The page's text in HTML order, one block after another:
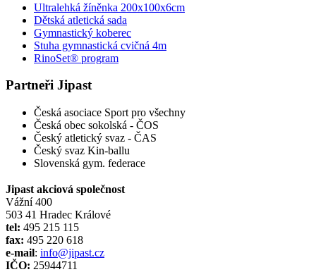
Ultralehká žíněnka 200x100x6cm
Dětská atletická sada
Gymnastický koberec
Stuha gymnastická cvičná 4m
RinoSet® program
Partneři Jipast
Česká asociace Sport pro všechny
Česká obec sokolská - ČOS
Český atletický svaz - ČAS
Český svaz Kin-ballu
Slovenská gym. federace
Jipast akciová společnost
Vážní 400
503 41 Hradec Králové
tel: 495 215 115
fax: 495 220 618
e-mail: info@jipast.cz
IČO: 25944711